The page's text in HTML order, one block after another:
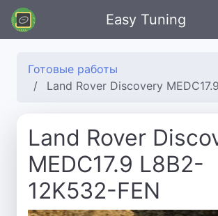
Easy Tuning
Готовые работы
Land Rover Discovery MEDC17.9
Land Rover
MEDC17.9 L8B2-
12K532-FEN